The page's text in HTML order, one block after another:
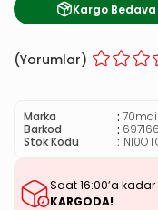
Kargo Bedava
(Yorumlar)
Marka : 70mai
Barkod
:
Stok Kodu
Saat 16:00’a
KARGODA!